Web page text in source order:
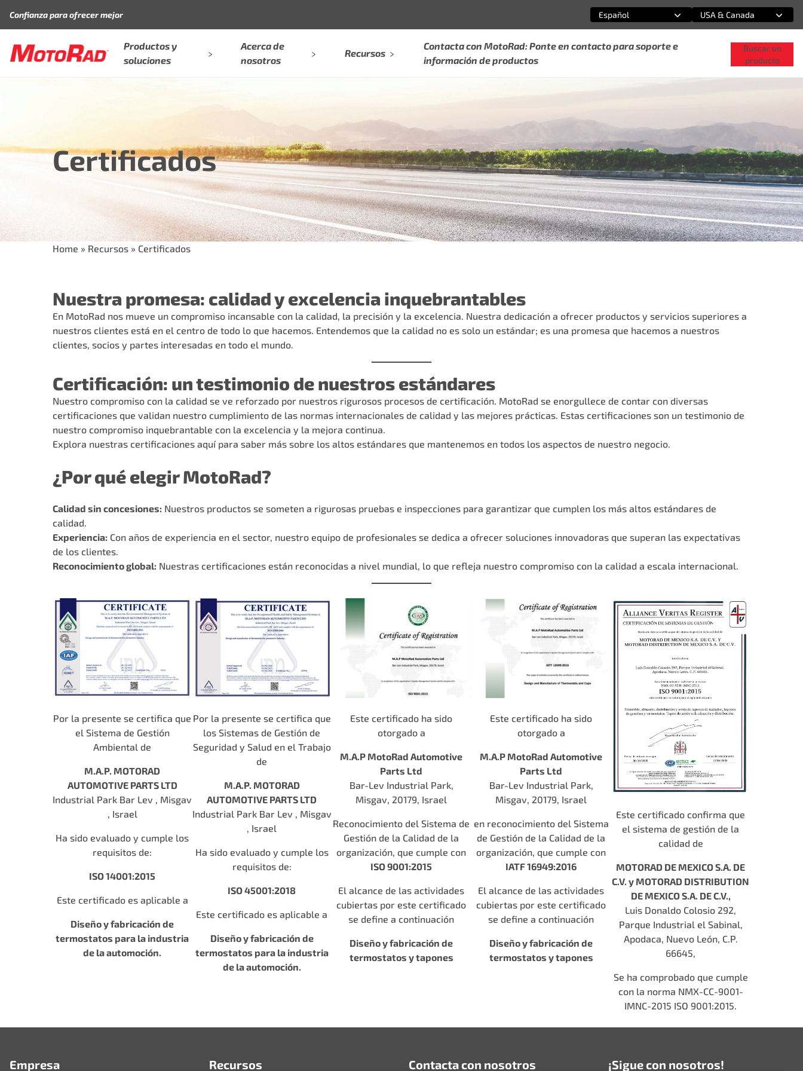
Confianza para ofrecer mejor
Selecciona una opción
Español
Selecciona una opción
USA & Canada
Productos y
soluciones
Acerca de
nosotros
Recursos
Contacta con MotoRad: Ponte en contacto para soporte e
información de productos
Buscar un
producto
Certificados
Home » Recursos » Certificados
Nuestra promesa: calidad y excelencia inquebrantables
En MotoRad nos mueve un compromiso incansable con la calidad, la precisión y la excelencia. Nuestra dedicación a ofrecer productos y servicios superiores a
nuestros clientes está en el centro de todo lo que hacemos. Entendemos que la calidad no es solo un estándar; es una promesa que hacemos a nuestros
clientes, socios y partes interesadas en todo el mundo.
Certificación: un testimonio de nuestros estándares
Nuestro compromiso con la calidad se ve reforzado por nuestros rigurosos procesos de certificación. MotoRad se enorgullece de contar con diversas
certificaciones que validan nuestro cumplimiento de las normas internacionales de calidad y las mejores prácticas. Estas certificaciones son un testimonio de
nuestro compromiso inquebrantable con la excelencia y la mejora continua.
Explora nuestras certificaciones aquípara saber más sobre los altos estándares que mantenemos en todos los aspectos de nuestro negocio.
¿Por qué elegir MotoRad?
Calidad sin concesiones: Nuestros productos se someten a rigurosas pruebas e inspecciones para garantizar que cumplen los más altos estándares de
calidad.
Experiencia: Con años de experiencia en el sector, nuestro equipo de profesionales se dedica a ofrecer soluciones innovadoras que superan las expectativas
de los clientes.
Reconocimiento global: Nuestras certificaciones están reconocidas a nivel mundial, lo que refleja nuestro compromiso con la calidad a escala internacional.
Por la presente se certifica que
el Sistema de Gestión
Ambiental de
M.A.P. MOTORAD
AUTOMOTIVE PARTS LTD
Industrial Park Bar Lev , Misgav
, Israel
Ha sido evaluado y cumple los
requisitos de:
ISO 14001:2015
Este certificado es aplicable a
Diseño y fabricación de
termostatos para la industria
de la automoción.
Por la presente se certifica que
los Sistemas de Gestión de
Seguridad y Salud en el Trabajo
de
M.A.P. MOTORAD
AUTOMOTIVE PARTS LTD
Industrial Park Bar Lev , Misgav
, Israel
Ha sido evaluado y cumple los
requisitos de:
ISO 45001:2018
Este certificado es aplicable a
Diseño y fabricación de
termostatos para la industria
de la automoción.
Este certificado ha sido
otorgado a
M.A.P MotoRad Automotive
Parts Ltd
Bar-Lev Industrial Park,
Misgav, 20179, Israel
Reconocimiento del Sistema de
Gestión de la Calidad de la
organización, que cumple con
ISO 9001:2015
El alcance de las actividades
cubiertas por este certificado
se define a continuación
Diseño y fabricación de
termostatos y tapones
Este certificado ha sido
otorgado a
M.A.P MotoRad Automotive
Parts Ltd
Bar-Lev Industrial Park,
Misgav, 20179, Israel
en reconocimiento del Sistema
de Gestión de la Calidad de la
organización, que cumple con
IATF 16949:2016
El alcance de las actividades
cubiertas por este certificado
se define a continuación
Diseño y fabricación de
termostatos y tapones
Este certificado confirma que
el sistema de gestión de la
calidad de
MOTORAD DE MEXICO S.A. DE
C.V. y MOTORAD DISTRIBUTION
DE MEXICO S.A. DE C.V.,
Luis Donaldo Colosio 292,
Parque Industrial el Sabinal,
Apodaca, Nuevo León, C.P.
66645,
Se ha comprobado que cumple
con la norma NMX-CC-9001-
IMNC-2015 ISO 9001:2015.
Empresa Recursos Contacta con nosotros ¡Sigue con nosotros!